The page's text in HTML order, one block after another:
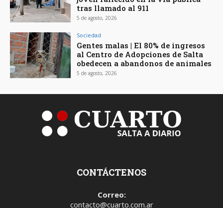
tras llamado al 911
5 de agosto, 2026
Sociedad
Gentes malas | El 80% de ingresos
al Centro de Adopciones de Salta
obedecen a abandonos de animales
5 de agosto, 2026
CONTÁCTENOS
Correo:
contacto@cuarto.com.ar